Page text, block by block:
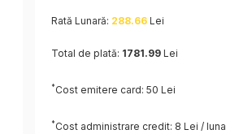
Rată Lunară: 288.66 Lei
Total de plată: 1781.99 Lei
* Cost emitere card: 50 Lei
* Cost administrare credit: 8 Lei / luna